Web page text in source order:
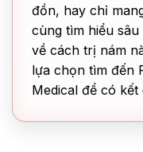
đồn, hay chỉ
cùng tìm hiểu
về cách trị nám
lựa chọn tìm đến
Medical để có